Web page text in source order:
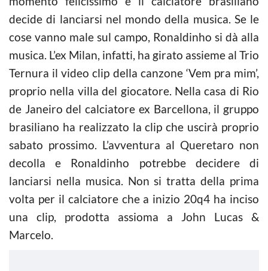
decide di lanciarsi nel mondo della musica. Se le
cose vanno male sul campo, Ronaldinho si dà alla
musica. L’ex Milan, infatti, ha girato assieme al Trio
Ternura il video clip della canzone ‘Vem pra mim’,
proprio nella villa del giocatore. Nella casa di Rio
de Janeiro del calciatore ex Barcellona, il gruppo
brasiliano ha realizzato la clip che uscirà proprio
sabato prossimo. L’avventura al Queretaro non
decolla e Ronaldinho potrebbe decidere di
lanciarsi nella musica. Non si tratta della prima
volta per il calciatore che a inizio 20q4 ha inciso
una clip, prodotta assioma a John Lucas &
Marcelo.